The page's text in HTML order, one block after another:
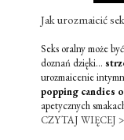
Jak urozmaicić
Seks oralny może
doznań dzięki...
urozmaicenie
popping candies
apetycznych
CZYTAJ WIĘCEJ